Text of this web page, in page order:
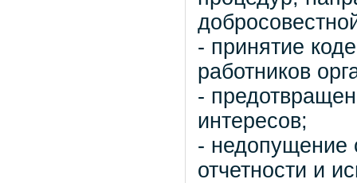
- принятие
работников
-
интересов;
- недопущение
отчетности и